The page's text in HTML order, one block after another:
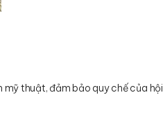
thuật, đảm bảo quy chế của hội